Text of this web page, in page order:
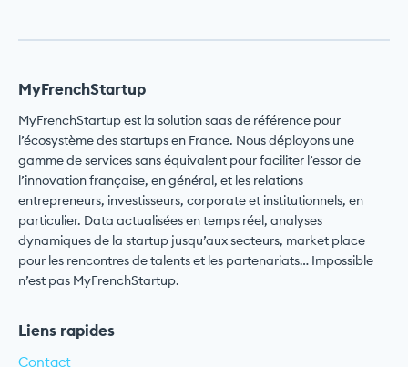
MyFrenchStartup
MyFrenchStartup est la solution saas de référence pour
l’écosystème des startups en France. Nous déployons une
gamme de services sans équivalent pour faciliter l’essor de
l’innovation française, en général, et les relations
entrepreneurs, investisseurs, corporate et institutionnels, en
particulier. Data actualisées en temps réel, analyses
dynamiques de la startup jusqu’aux secteurs, market place
pour les rencontres de talents et les partenariats… Impossible
n’est pas MyFrenchStartup.
Liens rapides
Contact